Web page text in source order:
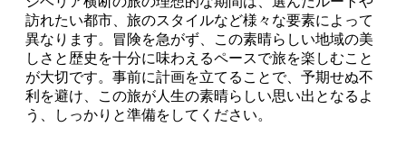
訪れたい都市、旅のスタイルなど様々な要素によって
異なります。冒険を急がず、この素晴らしい地域の美
しさと歴史を十分に味わえるペースで旅を楽しむこと
が大切です。事前に計画を立てることで、予期せぬ不
利を避け、この旅が人生の素晴らしい思い出となるよ
う、しっかりと準備をしてください。